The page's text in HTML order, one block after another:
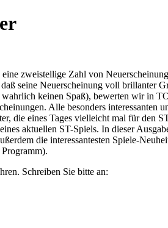
zweistellige Zahl von
seine Neuerscheinung voll brillanter
keinen Spaß), bewerten wir in
Alle besonders interessanten
die eines Tages vielleicht mal für den
aktuellen ST-Spiels. In dieser
die interessantesten Spiele-
Schreiben Sie bitte an: